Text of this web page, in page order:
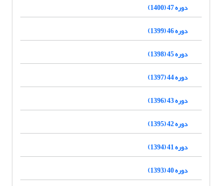
دوره 47 (1400)
دوره 46 (1399)
دوره 45 (1398)
دوره 44 (1397)
دوره 43 (1396)
دوره 42 (1395)
دوره 41 (1394)
دوره 40 (1393)